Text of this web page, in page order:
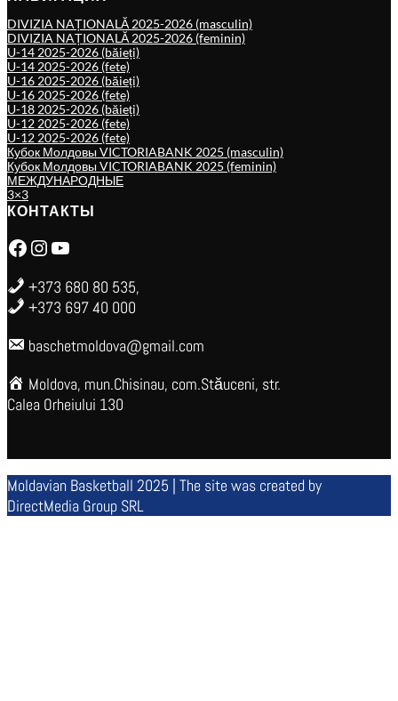
DIVIZIA NAȚIONALĂ 2025-2026 (masculin)
DIVIZIA NAȚIONALĂ 2025-2026 (feminin)
U-14 2025-2026 (băieți)
U-14 2025-2026 (fete)
U-16 2025-2026 (băieți)
U-16 2025-2026 (fete)
U-18 2025-2026 (băieți)
U-12 2025-2026 (fete)
U-12 2025-2026 (fete)
Кубок Молдовы VICTORIABANK 2025 (masculin)
Кубок Молдовы VICTORIABANK 2025 (feminin)
МЕЖДУНАРОДНЫЕ
3×3
КОНТАКТЫ
Facebook Instagram YouTube
+373 680 80 535,
+373 697 40 000
baschetmoldova@gmail.com
Moldova, mun.Chisinau, com.Stăuceni, str.
Calea Orheiului 130
Moldavian Basketball 2025 | The site was created by
DirectMedia Group SRL